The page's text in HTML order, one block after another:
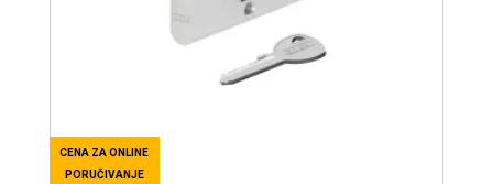
CENA ZA ONLINE
PORUČIVANJE